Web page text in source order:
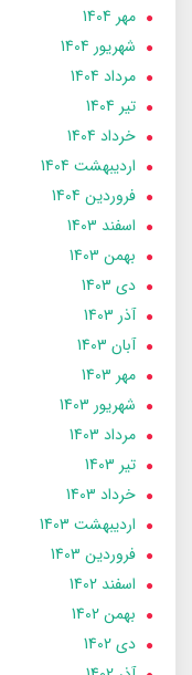
مهر 1404
شهریور 1404
مرداد 1404
تير 1404
خرداد 1404
ارديبهشت 1404
فروردین 1404
اسفند 1403
بهمن 1403
دی 1403
آذر 1403
آبان 1403
مهر 1403
شهریور 1403
مرداد 1403
تير 1403
خرداد 1403
ارديبهشت 1403
فروردین 1403
اسفند 1402
بهمن 1402
دی 1402